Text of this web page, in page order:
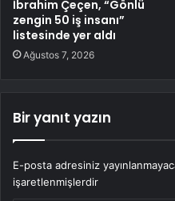
İbrahim Çeçen, “Gönlü
zengin 50 iş insanı”
listesinde yer aldı
Ağustos 7, 2026
Bir yanıt yazın
E-posta adresiniz
işaretlenmişlerdir